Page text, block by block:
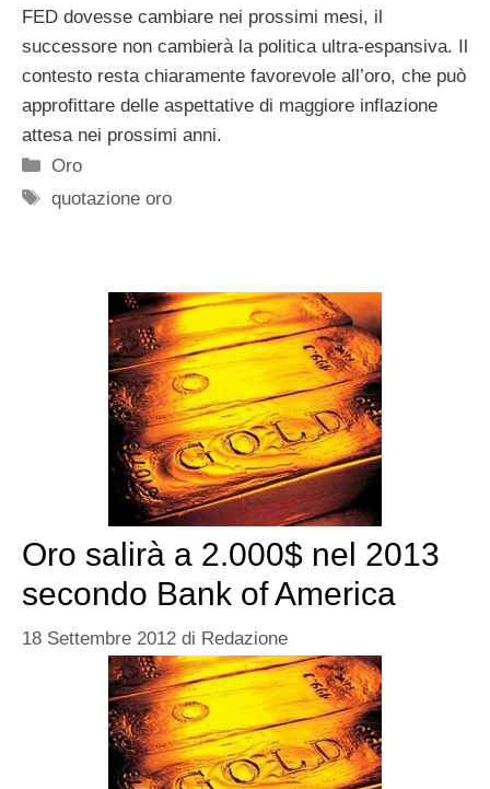
FED dovesse cambiare nei prossimi mesi, il
successore non cambierà la politica ultra-espansiva. Il
contesto resta chiaramente favorevole all’oro, che può
approfittare delle aspettative di maggiore inflazione
attesa nei prossimi anni.
Categorie
Oro
Tag
quotazione oro
Oro salirà a 2.000$ nel 2013
secondo Bank of America
18 Settembre 2012 di Redazione